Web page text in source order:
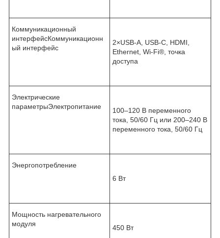
Коммуникационный
интерфейсКоммуникационн
ый интерфейс
2×USB-A, USB-C, HDMI,
Ethernet, Wi-Fi® , точка
доступа
Электрические
параметрыЭлектропитание
100–120 В переменного
тока, 50/60 Гц или 200–240 В
переменного тока, 50/60 Гц
Энергопотребление
6 Вт
Мощность нагревательного
модуля
450 Вт